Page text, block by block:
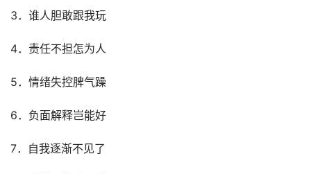
3．谁人胆敢跟我玩
4．责任不担怎为人
5．情绪失控脾气躁
6．负面解释岂能好
7．自我逐渐不见了